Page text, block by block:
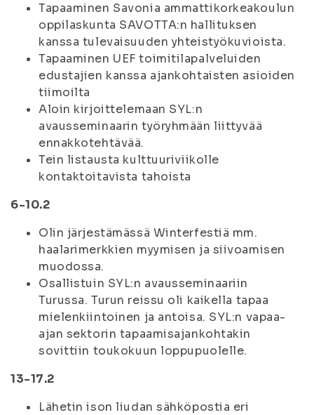
Tapaaminen Savonia ammattikorkeakoulun
oppilaskunta SAVOTTA:n hallituksen
kanssa tulevaisuuden yhteistyökuvioista.
Tapaaminen UEF toimitilapalveluiden
edustajien kanssa ajankohtaisten asioiden
tiimoilta
Aloin kirjoittelemaan SYL:n
avausseminaarin työryhmään liittyvää
ennakkotehtävää.
Tein listausta kulttuuriviikolle
kontaktoitavista tahoista
6-10.2
Olin järjestämässä Winterfestiä mm.
haalarimerkkien myymisen ja siivoamisen
muodossa.
Osallistuin SYL:n avausseminaariin
Turussa. Turun reissu oli kaikella tapaa
mielenkiintoinen ja antoisa. SYL:n vapaa-
ajan sektorin tapaamisajankohtakin
sovittiin toukokuun loppupuolelle.
13-17.2
Lähetin ison liudan sähköpostia eri